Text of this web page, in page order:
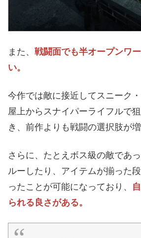
また、 戦闘面でも半オープンワ
い。
今作では敵に接近してスニーク・
屋上からスナイパーライフルで
き、前作よりも戦闘の選択肢が増
さらに、たとえボス級の敵であ
ルーしたり、アイテムが揃った
ったことが可能になっており、
られる良さがある。